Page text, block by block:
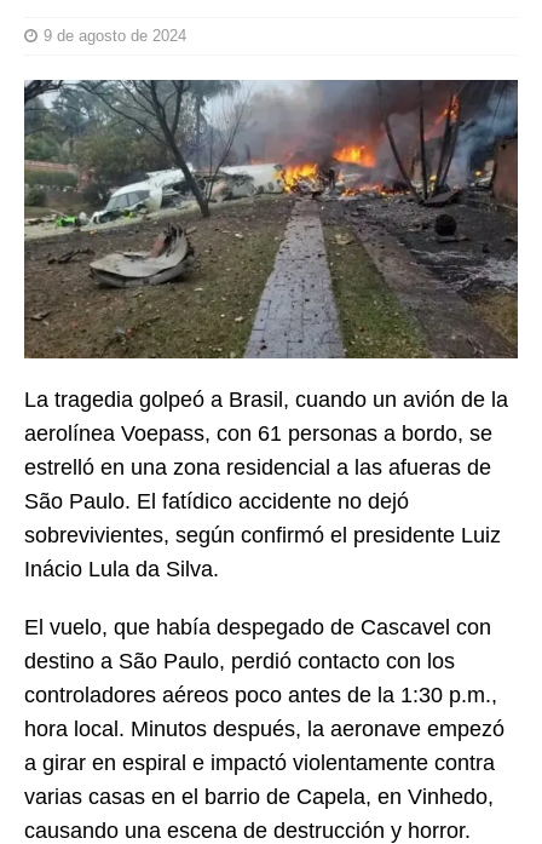
9 de agosto de 2024
La tragedia golpeó a Brasil, cuando un avión de la
aerolínea Voepass, con 61 personas a bordo, se
estrelló en una zona residencial a las afueras de
São Paulo. El fatídico accidente no dejó
sobrevivientes, según confirmó el presidente Luiz
Inácio Lula da Silva.
El vuelo, que había despegado de Cascavel con
destino a São Paulo, perdió contacto con los
controladores aéreos poco antes de la 1:30 p.m.,
hora local. Minutos después, la aeronave empezó
a girar en espiral e impactó violentamente contra
varias casas en el barrio de Capela, en Vinhedo,
causando una escena de destrucción y horror.